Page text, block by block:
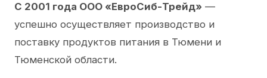
С 2001 года ООО «ЕвроСиб-Трейд» —
успешно осуществляет производство и
поставку продуктов питания в Тюмени и
Тюменской области.